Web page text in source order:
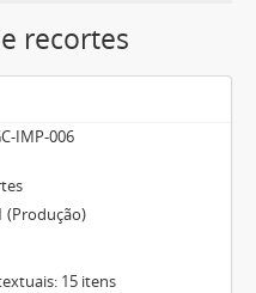
recortes
IMP-006
(Produção)
15 itens